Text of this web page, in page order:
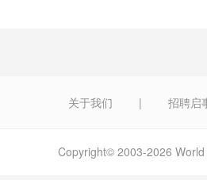
关于我们 | 招聘启
Copyright© 2003-2026